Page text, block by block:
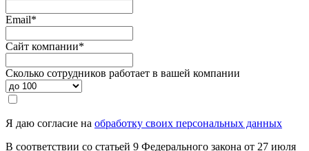
Email*
Сайт компании*
Сколько сотрудников работает в вашей компании
Я даю согласие на обработку своих персональных данных
В соответствии со статьей 9 Федерального закона от 27 июля